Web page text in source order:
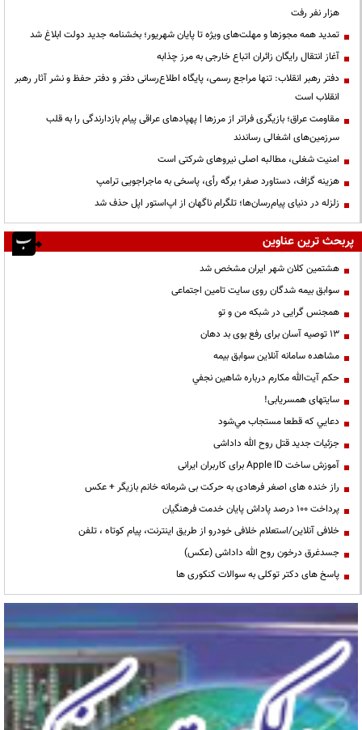
هزار نفر رفت
تمدید همه مجوزها و مهلت‌های ویژه تا پایان شهریور؛ بخشنامه جدید دولت ابلاغ شد
آغاز انتقال رایگان زائران اتباع خارجی به مرز چذابه
دفتر رهبر انقلاب: تنها مراجع رسمی، پایگاه اطلاع‌رسانی دفتر و دفتر حفظ و نشر آثار رهبر
انقلاب است
مقاومت عراق؛ بازیگری فراتر از مرزها | پهپادهای عراقی پیام بازدارندگی را به قلب
سرزمین‌های اشغالی رساندند
‌امنیت شغلی، مطالبه اصلی نیروهای شرکتی است
هزینه گزاف، دستاورد صفر؛ برگه رأی، پاسخی به ماجراجویی ترامپ
زلزله در دنیای پیام‌رسان‌ها؛ تلگرام ناگهان از اپ‌استور اپل حذف شد
پربحث ترین عناوین
هشتمین کلان شهر ایران مشخص شد
سوابق بیمه شدگان روی سایت تامین اجتماعی
همجنس گرایی در شبکه من و تو
13 توصیه آسان برای رفع بوی بد دهان
مشاهده سامانه آنلاين سوابق بیمه
حكم آيت‌الله مكارم درباره شاهين نجفي
سایتهای همسریابی!
دعايي كه قطعا مستجاب مي‌شود
جزئیات جدید قتل روح الله داداشی
آموزش ساخت Apple ID برای کاربران ایرانی
راز خنده های اصغر فرهادی به حرکت بی شرمانه خانم بازیگر + عکس
پرداخت ۱۰۰ درصد پاداش پایان خدمت فرهنگیان
خلافی آنلاین/استعلام خلافی خودرو از طریق اینترنت، پیام کوتاه ، تلفن
جسدغرق درخون روح الله داداشی (عکس)
پاسخ های دکتر توکلی به سوالات کنکوری ها